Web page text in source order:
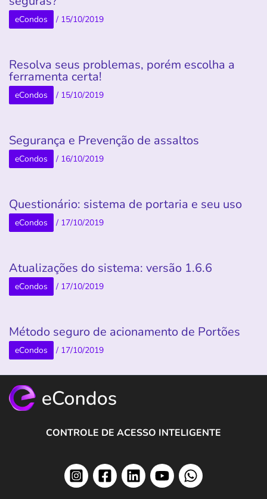
eCondos / 15/10/2019
Resolva seus problemas, porém escolha a
ferramenta certa!
eCondos / 15/10/2019
Segurança e Prevenção de assaltos
eCondos / 16/10/2019
Questionário: sistema de portaria e seu uso
eCondos / 17/10/2019
Atualizações do sistema: versão 1.6.6
eCondos / 17/10/2019
Método seguro de acionamento de Portões
eCondos / 17/10/2019
CONTROLE DE ACESSO INTELIGENTE